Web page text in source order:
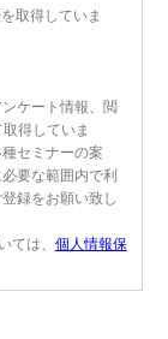
取得していま
ケート情報、閲
得していま
セミナーの案
要な範囲内で利
録をお願い致し
ては、 個人情報保